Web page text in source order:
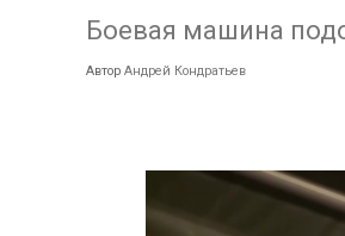
Боевая машина
Автор Андрей Кондратьев